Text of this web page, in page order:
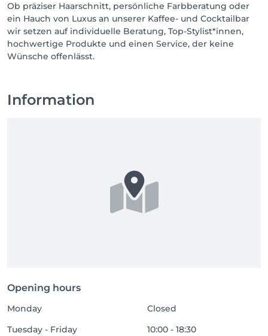
Ob präziser Haarschnitt, persönliche Farbberatung oder
ein Hauch von Luxus an unserer Kaffee- und Cocktailbar
wir setzen auf individuelle Beratung, Top-Stylist*innen,
hochwertige Produkte und einen Service, der keine
Wünsche offenlässt.
Information
Opening hours
Monday
Closed
Tuesday - Friday
10:00 - 18:30